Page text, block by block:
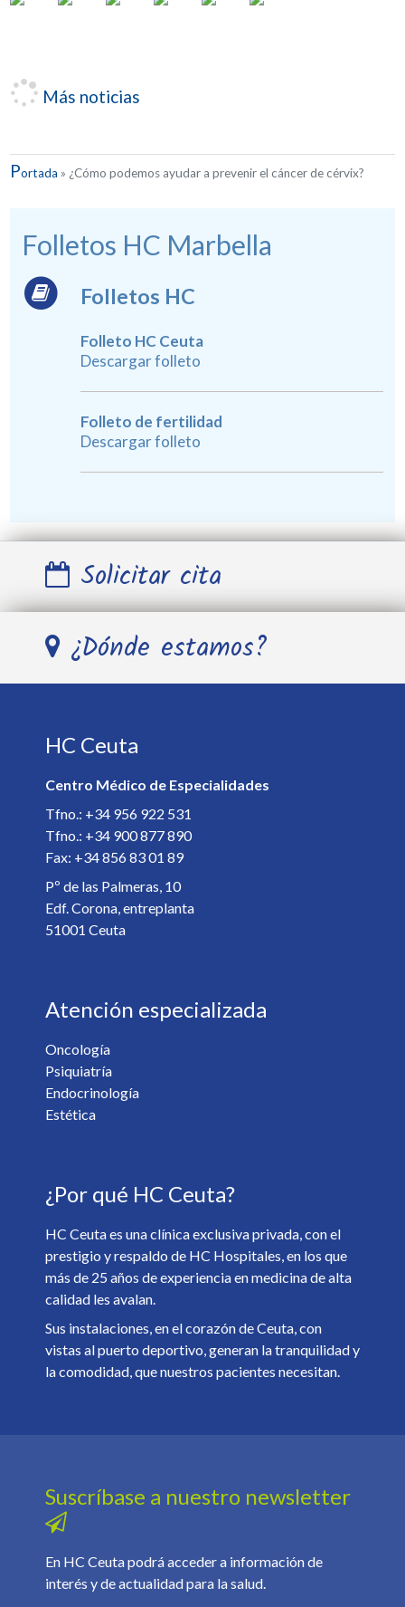
Más noticias
Portada » ¿Cómo podemos ayudar a prevenir el cáncer de cérvix?
Folletos HC Marbella
Folletos HC
Folleto HC Ceuta
Descargar folleto
Folleto de fertilidad
Descargar folleto
Solicitar cita
Teléfono *
E-mail *
Especialista *
¿Desea recibir información de nuestro centro? *
Sí
No
Privacidad. *
¿Dónde estamos?
HC Ceuta
Centro Médico de Especialidades
Tfno.: +34 956 922 531
Tfno.: +34 900 877 890
Fax: +34 856 83 01 89
Pº de las Palmeras, 10
Edf. Corona, entreplanta
51001 Ceuta
Atención especializada
Oncología
Psiquiatría
Endocrinología
Estética
¿Por qué HC Ceuta?
HC Ceuta es una clínica exclusiva privada, con el
prestigio y respaldo de HC Hospitales, en los que
más de 25 años de experiencia en medicina de alta
calidad les avalan.
Sus instalaciones, en el corazón de Ceuta, con
vistas al puerto deportivo, generan la tranquilidad y
la comodidad, que nuestros pacientes necesitan.
Suscríbase a nuestro newsletter
En HC Ceuta podrá acceder a información de
interés y de actualidad para la salud.